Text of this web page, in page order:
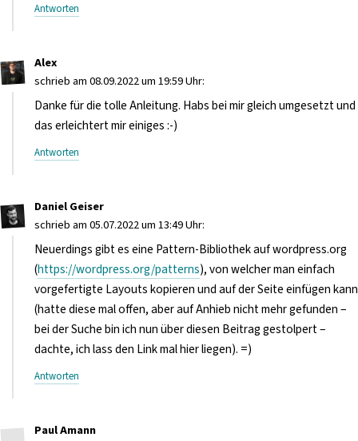
Antworten
Alex
schrieb am 08.09.2022 um 19:59 Uhr:
Danke für die tolle Anleitung. Habs bei mir gleich umgesetzt und
das erleichtert mir einiges :-)
Antworten
Daniel Geiser
schrieb am 05.07.2022 um 13:49 Uhr:
Neuerdings gibt es eine Pattern-Bibliothek auf wordpress.org
(https://wordpress.org/patterns), von welcher man einfach
vorgefertigte Layouts kopieren und auf der Seite einfügen kann
(hatte diese mal offen, aber auf Anhieb nicht mehr gefunden –
bei der Suche bin ich nun über diesen Beitrag gestolpert –
dachte, ich lass den Link mal hier liegen). =)
Antworten
Paul Amann